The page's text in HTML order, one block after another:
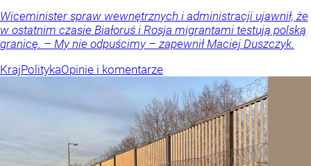
Wiceminister spraw wewnętrznych i administracji ujawnił, że
w ostatnim czasie Białoruś i Rosja migrantami testują polską
granicę. – My nie odpuścimy – zapewnił Maciej Duszczyk.
KrajPolitykaOpinie i komentarze